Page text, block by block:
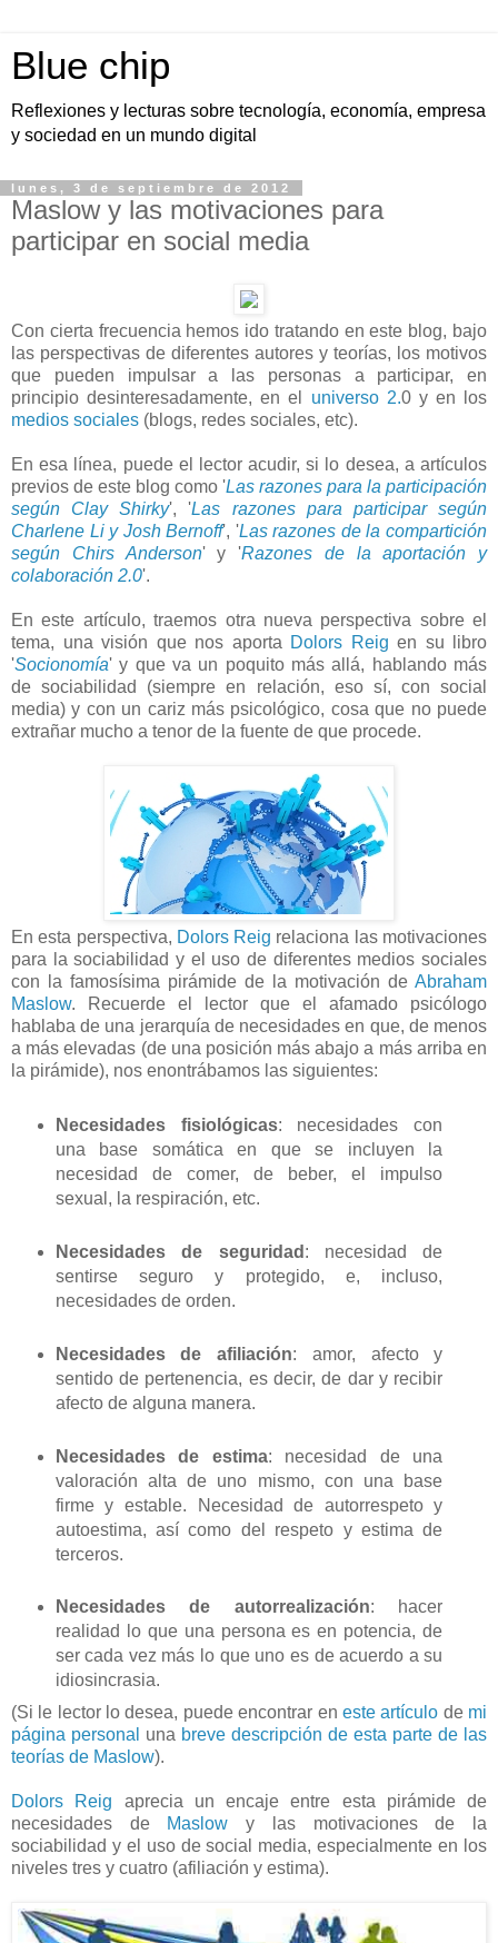
Blue chip
Reflexiones y lecturas sobre tecnología, economía, empresa
y sociedad en un mundo digital
lunes, 3 de septiembre de 2012
Maslow y las motivaciones para
participar en social media
Con cierta frecuencia hemos ido tratando en este blog, bajo
las perspectivas de diferentes autores y teorías, los motivos
que pueden impulsar a las personas a participar, en
principio desinteresadamente, en el universo 2.0 y en los
medios sociales (blogs, redes sociales, etc).
En esa línea, puede el lector acudir, si lo desea, a artículos
previos de este blog como 'Las razones para la participación
según Clay Shirky', 'Las razones para participar según
Charlene Li y Josh Bernoff', 'Las razones de la compartición
según Chirs Anderson' y 'Razones de la aportación y
colaboración 2.0'.
En este artículo, traemos otra nueva perspectiva sobre el
tema, una visión que nos aporta Dolors Reig en su libro
'Socionomía' y que va un poquito más allá, hablando más
de sociabilidad (siempre en relación, eso sí, con social
media) y con un cariz más psicológico, cosa que no puede
extrañar mucho a tenor de la fuente de que procede.
En esta perspectiva, Dolors Reig relaciona las motivaciones
para la sociabilidad y el uso de diferentes medios sociales
con la famosísima pirámide de la motivación de Abraham
Maslow. Recuerde el lector que el afamado psicólogo
hablaba de una jerarquía de necesidades en que, de menos
a más elevadas (de una posición más abajo a más arriba en
la pirámide), nos enontrábamos las siguientes:
Necesidades fisiológicas: necesidades con
una base somática en que se incluyen la
necesidad de comer, de beber, el impulso
sexual, la respiración, etc.
Necesidades de seguridad : necesidad de
sentirse seguro y protegido, e, incluso,
necesidades de orden.
Necesidades de afiliación: amor, afecto y
sentido de pertenencia, es decir, de dar y recibir
afecto de alguna manera.
Necesidades de estima: necesidad de una
valoración alta de uno mismo, con una base
firme y estable. Necesidad de autorrespeto y
autoestima, así como del respeto y estima de
terceros.
Necesidades de autorrealización: hacer
realidad lo que una persona es en potencia, de
ser cada vez más lo que uno es de acuerdo a su
idiosincrasia.
(Si le lector lo desea, puede encontrar en este artículo de mi
página personal
una breve descripción de esta parte de las
teorías de Maslow).
Dolors Reig aprecia un encaje entre esta pirámide de
necesidades de Maslow y las motivaciones de la
sociabilidad y el uso de social media, especialmente en los
niveles tres y cuatro (afiliación y estima).